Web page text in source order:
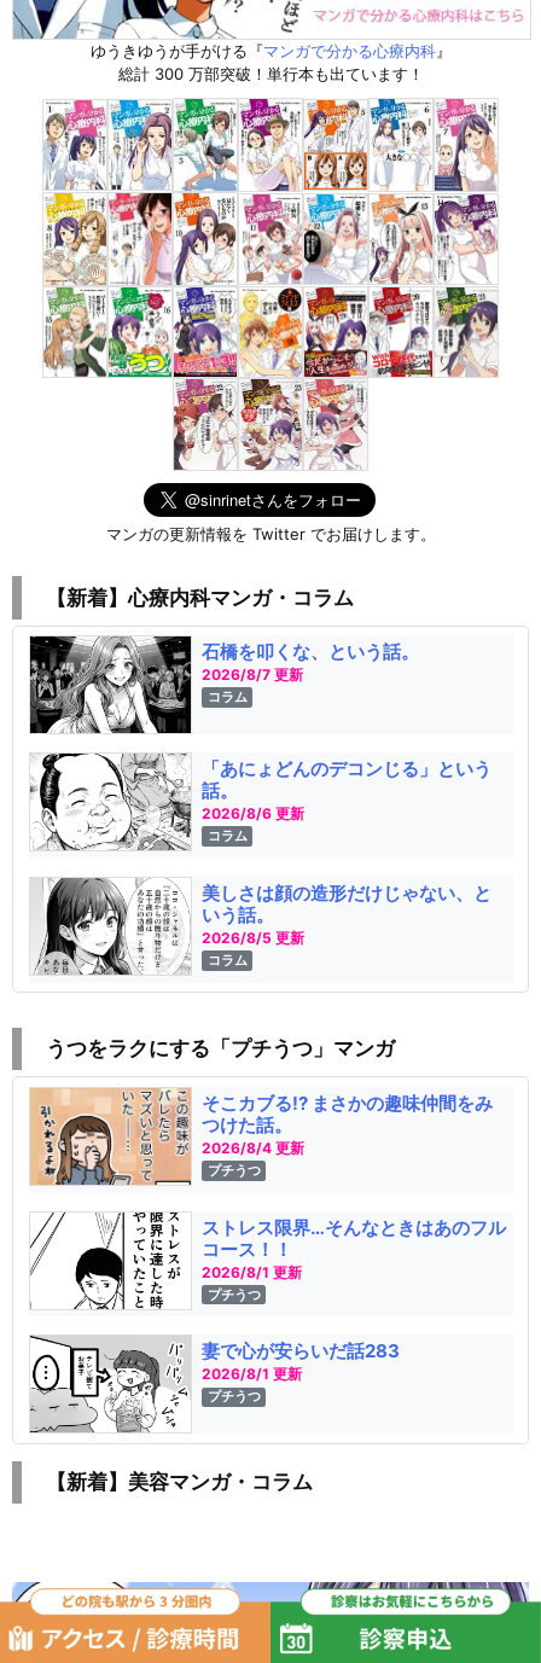
ゆうきゆうが手がける『マンガで分かる心療内科』
総計 300 万部突破！単行本も出ています！
マンガの更新情報を Twitter でお届けします。
【新着】心療内科マンガ・コラム
石橋を叩くな、という話。
2026/8/7 更新
コラム
「あにょどんのデコンじる」という
話。
2026/8/6 更新
コラム
美しさは顔の造形だけじゃない、と
いう話。
2026/8/5 更新
コラム
うつをラクにする「プチうつ」マンガ
そこカブる!? まさかの趣味仲間をみ
つけた話。
2026/8/4 更新
プチうつ
ストレス限界…そんなときはあのフル
コース！！
2026/8/1 更新
プチうつ
妻で心が安らいだ話283
2026/8/1 更新
プチうつ
【新着】美容マンガ・コラム